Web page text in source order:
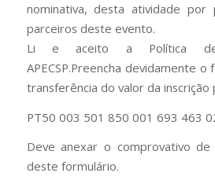
nominativa, desta atividade por
parceiros deste evento.
Li e aceito a Política de
APECSP.Preencha devidamente
transferência do valor da inscrição
PT50 003 501 850 001 693 463
Deve anexar o comprovativo
deste formulário.